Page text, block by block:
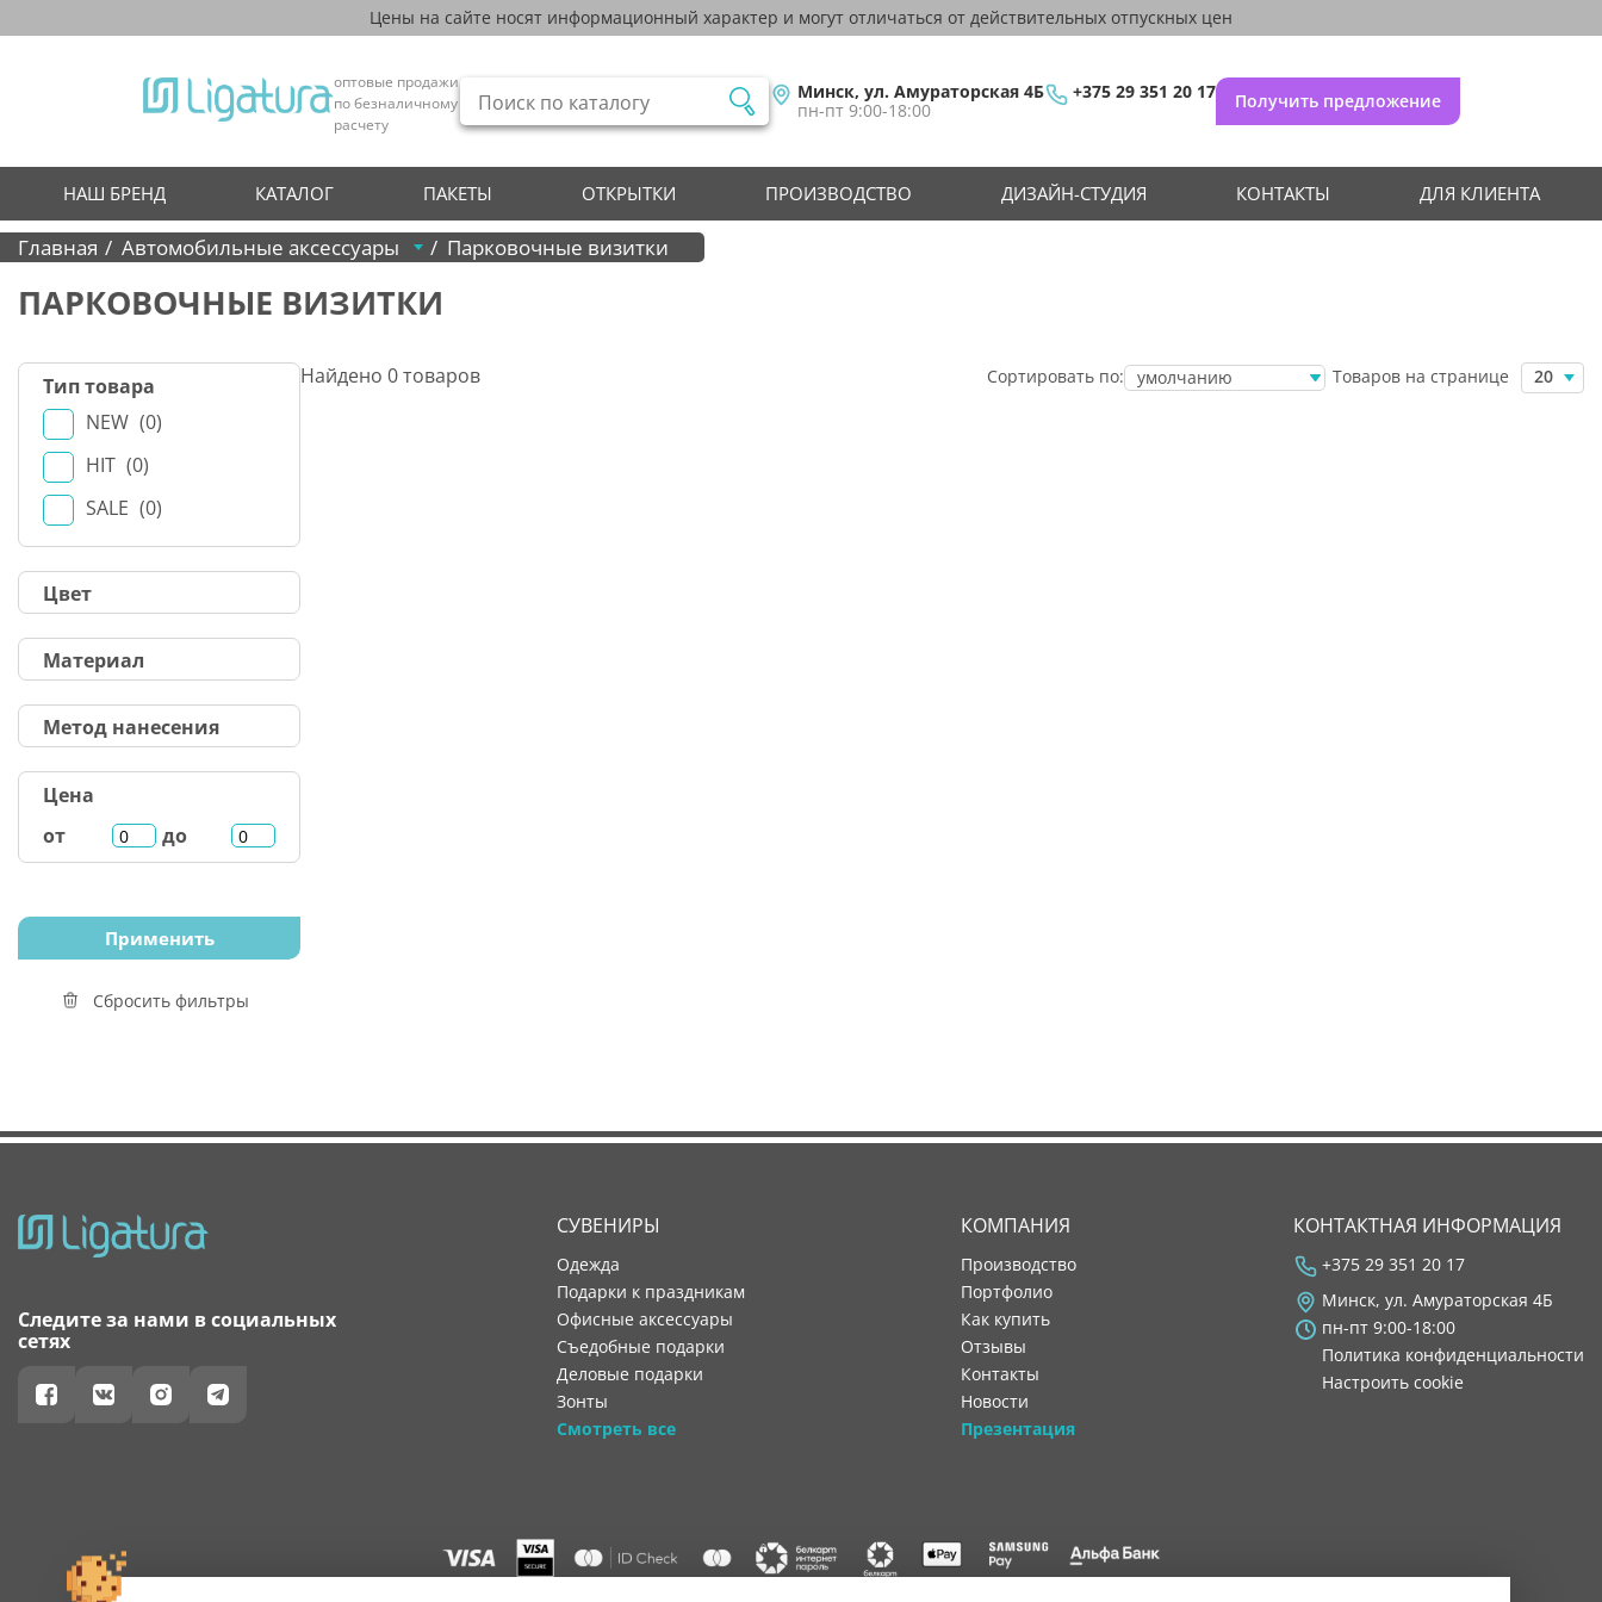
Цены на сайте носят информационный характер и могут отличаться от действительных отпускных цен
оптовые продажи
по безналичному
расчету
Минск, ул. Амураторская 4Б
пн-пт 9:00-18:00
+375 29 351 20 17 Получить предложение
НАШ БРЕНД КАТАЛОГ ПАКЕТЫ ОТКРЫТКИ ПРОИЗВОДСТВО ДИЗАЙН-СТУДИЯ КОНТАКТЫ ДЛЯ КЛИЕНТА
Главная Автомобильные аксессуары Парковочные визитки
ПАРКОВОЧНЫЕ ВИЗИТКИ
Тип товара
NEW
0
HIT
0
SALE
0
Цвет
Материал
Метод нанесения
Цена
от
до
Сбросить фильтры
Найдено 0товаров Сортировать по:
умолчанию
Товаров на странице 20
Следите за нами в социальных
сетях
СУВЕНИРЫ
Одежда
Подарки к праздникам
Офисные аксессуары
Съедобные подарки
Деловые подарки
Зонты
Смотреть все
КОМПАНИЯ
производство
портфолио
как купить
отзывы
контакты
новости
Презентация
КОНТАКТНАЯ ИНФОРМАЦИЯ
+375 29 351 20 17
Минск, ул. Амураторская 4Б
пн-пт 9:00-18:00
Политика конфиденциальности
Настроить cookie